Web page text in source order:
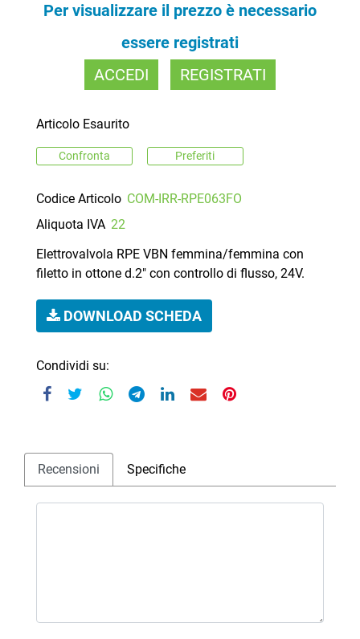
Per visualizzare il prezzo è necessario
essere registrati
ACCEDI
REGISTRATI
Articolo Esaurito
Confronta Preferiti
Codice Articolo COM-IRR-RPE063FO
Aliquota IVA 22
Elettrovalvola RPE VBN femmina/femmina con
filetto in ottone d.2" con controllo di flusso, 24V.
DOWNLOAD SCHEDA
Condividi su:
Recensioni Specifiche